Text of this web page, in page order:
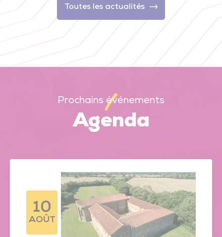
Toutes les actualités
Prochains événements
Agenda
10
AOÛT